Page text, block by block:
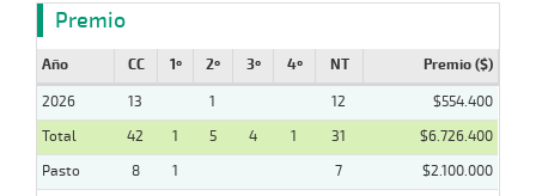
Premio
Año CC 1º 2º 3º 4º NT Premio ($)
2026 13 1 12
$554.400
Total
42 1 5 4 1 31
$6.726.400
Pasto
8 1 7
$2.100.000